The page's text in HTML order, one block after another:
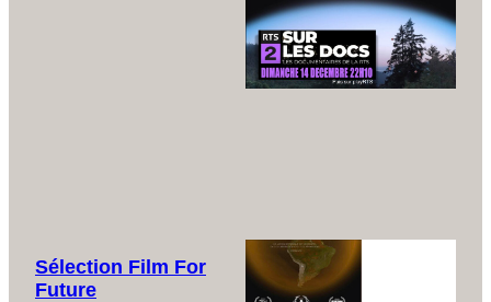
Sélection Film For
Future